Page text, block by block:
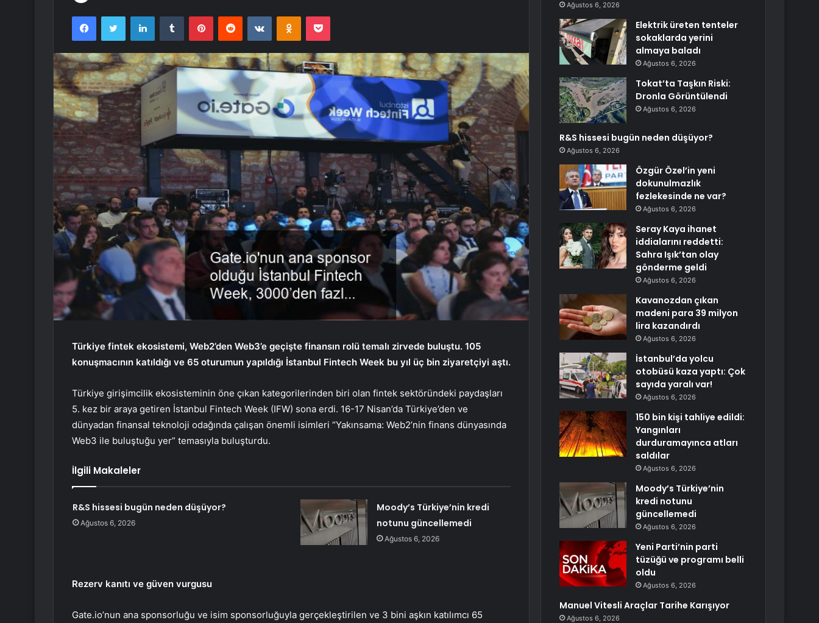
FacebookTwitter LinkedInTumblr PinterestReddit VKontakteOdnoklassniki
Pocket
Türkiye fintek ekosistemi, Web2’den Web3’e geçişte finansın rolü temalı zirvede buluştu. 105
konuşmacının katıldığı ve 65 oturumun yapıldığı İstanbul Fintech Week bu yıl üç bin ziyaretçiyi aştı.
Türkiye girişimcilik ekosisteminin öne çıkan kategorilerinden biri olan fintek sektöründeki paydaşları
5. kez bir araya getiren İstanbul Fintech Week (IFW) sona erdi. 16-17 Nisan’da Türkiye’den ve
dünyadan finansal teknoloji odağında çalışan önemli isimleri “Yakınsama: Web2’nin finans dünyasında
Web3 ile buluştuğu yer” temasıyla buluşturdu.
İlgili Makaleler
R&S hissesi bugün neden düşüyor?
Ağustos 6, 2026
Moody’s Türkiye’nin kredi
notunu güncellemedi
Ağustos 6, 2026
Rezerv kanıtı ve güven vurgusu
Gate.io’nun ana sponsorluğu ve isim sponsorluğuyla gerçekleştirilen ve 3 bini aşkın katılımcı 65
Ağustos 6, 2026
Elektrik üreten tenteler
sokaklarda yerini
almaya baladı
Ağustos 6, 2026
Tokat’ta Taşkın Riski:
Dronla Görüntülendi
Ağustos 6, 2026
R&S hissesi bugün neden düşüyor?
Ağustos 6, 2026
Özgür Özel’in yeni
dokunulmazlık
fezlekesinde ne var?
Ağustos 6, 2026
Seray Kaya ihanet
iddialarını reddetti:
Sahra Işık’tan olay
gönderme geldi
Ağustos 6, 2026
Kavanozdan çıkan
madeni para 39 milyon
lira kazandırdı
Ağustos 6, 2026
İstanbul’da yolcu
otobüsü kaza yaptı: Çok
sayıda yaralı var!
Ağustos 6, 2026
150 bin kişi tahliye edildi:
Yangınları
durduramayınca atları
saldılar
Ağustos 6, 2026
Moody’s Türkiye’nin
kredi notunu
güncellemedi
Ağustos 6, 2026
Yeni Parti’nin parti
tüzüğü ve programı belli
oldu
Ağustos 6, 2026
Manuel Vitesli Araçlar Tarihe Karışıyor
Ağustos 6, 2026